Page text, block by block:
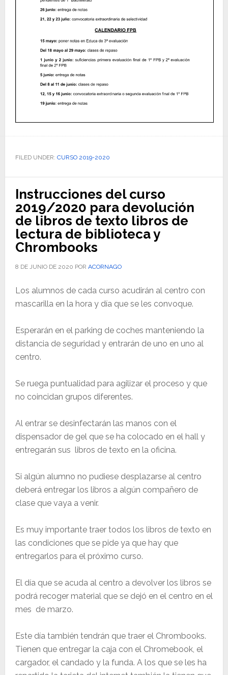
FILED UNDER: CURSO 2019-2020
Instrucciones del curso
2019/2020 para devolución
de libros de texto libros de
lectura de biblioteca y
Chrombooks
8 DE JUNIO DE 2020 POR ACORNAGO
Los alumnos de cada curso acudirán al centro con
mascarilla en la hora y día que se les convoque.
Esperarán en el parking de coches manteniendo la
distancia de seguridad y entrarán de uno en uno al
centro.
Se ruega puntualidad para agilizar el proceso y que
no coincidan grupos diferentes.
Al entrar se desinfectarán las manos con el
dispensador de gel que se ha colocado en el hall y
entregarán sus libros de texto en la oficina.
Si algún alumno no pudiese desplazarse al centro
deberá entregar los libros a algún compañero de
clase que vaya a venir.
Es muy importante traer todos los libros de texto en
las condiciones que se pide ya que hay que
entregarlos para el próximo curso.
El día que se acuda al centro a devolver los libros se
podrá recoger material que se dejó en el centro en el
mes de marzo.
Este día también tendrán que traer el Chrombooks.
Tienen que entregar la caja con el Chromebook, el
cargador, el candado y la funda. A los que se les ha